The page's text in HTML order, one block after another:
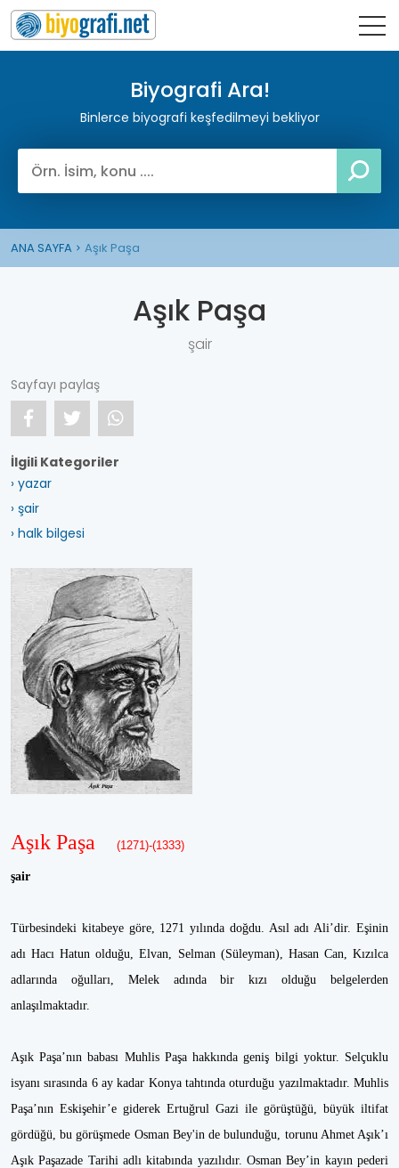
Biyografi Ara!
Binlerce biyografi keşfedilmeyi bekliyor
ANA SAYFA Aşık Paşa
Aşık Paşa
şair
Sayfayı paylaş
İlgili Kategoriler
› yazar
› şair
› halk bilgesi
Aşık Paşa (1271)-(1333)
şair
Türbesindeki kitabeye göre, 1271 yılında doğdu. Asıl adı Ali’dir. Eşinin
adı Hacı Hatun olduğu, Elvan, Selman (Süleyman), Hasan Can, Kızılca
adlarında oğulları, Melek adında bir kızı olduğu belgelerden
anlaşılmaktadır.
Aşık Paşa’nın babası Muhlis Paşa hakkında geniş bilgi yoktur. Selçuklu
isyanı sırasında 6 ay kadar Konya tahtında oturduğu yazılmaktadır. Muhlis
Paşa’nın Eskişehir’e giderek Ertuğrul Gazi ile görüştüğü, büyük iltifat
gördüğü, bu görüşmede Osman Bey'in de bulunduğu, torunu Ahmet Aşık’ı
Aşık Paşazade Tarihi adlı kitabında yazılıdır. Osman Bey’in kayın pederi